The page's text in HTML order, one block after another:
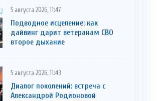
5 августа 2026, 11:47
Подводное исцеление: как
дайвинг дарит ветеранам СВО
второе дыхание
5 августа 2026, 11:43
Диалог поколений: встреча с
Александрой Родионовой